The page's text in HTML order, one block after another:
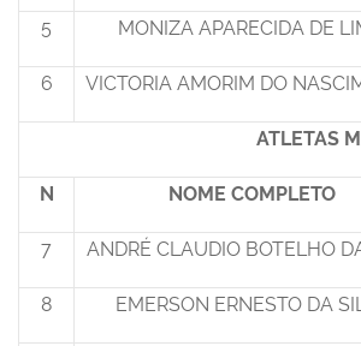
5 MONIZA APARECIDA DE
6 VICTORIA AMORIM DO
ATLETAS
N NOME COMPLETO
7 ANDRÉ CLAUDIO BOTELHO
8 EMERSON ERNESTO DA